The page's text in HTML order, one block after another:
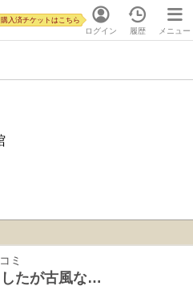
ログイン
購入済チケットはこちら
履歴 メニュー
ミ
したが古風な…